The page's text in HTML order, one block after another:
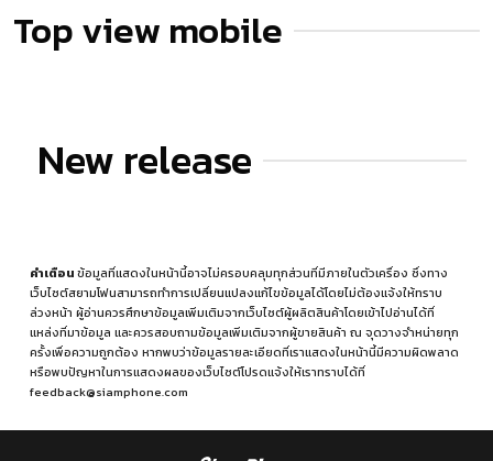
Top view mobile
New release
คำเตือนข้อมูลที่แสดงในหน้านี้อาจไม่ครอบคลุมทุกส่วนที่มีภายในตัวเครื่อง ซึ่งทาง
เว็บไซต์สยามโฟนสามารถทำการเปลี่ยนแปลงแก้ไขข้อมูลได้โดยไม่ต้องแจ้งให้ทราบ
ล่วงหน้า ผู้อ่านควรศึกษาข้อมูลเพิ่มเติมจากเว็บไซต์ผู้ผลิตสินค้าโดยเข้าไปอ่านได้ที่
แหล่งที่มาข้อมูล และควรสอบถามข้อมูลเพิ่มเติมจากผู้ขายสินค้า ณ จุดวางจำหน่ายทุก
ครั้งเพื่อความถูกต้อง หากพบว่าข้อมูลรายละเอียดที่เราแสดงในหน้านี้มีความผิดพลาด
หรือพบปัญหาในการแสดงผลของเว็บไซต์โปรดแจ้งให้เราทราบได้ที่
feedback@siamphone.com